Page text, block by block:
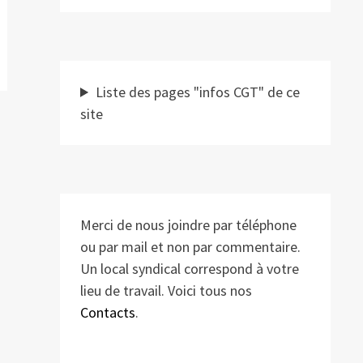
Liste des pages "infos CGT" de ce
site
Merci de nous joindre par téléphone
ou par mail et non par commentaire.
Un local syndical correspond à votre
lieu de travail. Voici tous nos
Contacts.